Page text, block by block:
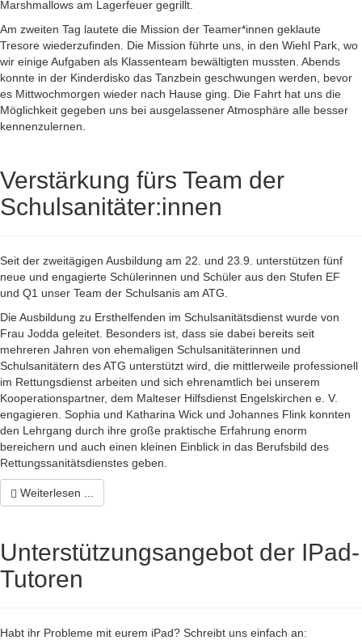
Marshmallows am Lagerfeuer gegrillt.
Am zweiten Tag lautete die Mission der Teamer*innen geklaute
Tresore wiederzufinden. Die Mission führte uns, in den Wiehl Park, wo
wir einige Aufgaben als Klassenteam bewältigten mussten. Abends
konnte in der Kinderdisko das Tanzbein geschwungen werden, bevor
es Mittwochmorgen wieder nach Hause ging. Die Fahrt hat uns die
Möglichkeit gegeben uns bei ausgelassener Atmosphäre alle besser
kennenzulernen.
Verstärkung fürs Team der
Schulsanitäter:innen
Seit der zweitägigen Ausbildung am 22. und 23.9. unterstützen fünf
neue und engagierte Schülerinnen und Schüler aus den Stufen EF
und Q1 unser Team der Schulsanis am ATG.
Die Ausbildung zu Ersthelfenden im Schulsanitätsdienst wurde von
Frau Jodda geleitet. Besonders ist, dass sie dabei bereits seit
mehreren Jahren von ehemaligen Schulsanitäterinnen und
Schulsanitätern des ATG unterstützt wird, die mittlerweile professionell
im Rettungsdienst arbeiten und sich ehrenamtlich bei unserem
Kooperationspartner, dem Malteser Hilfsdienst Engelskirchen e. V.
engagieren. Sophia und Katharina Wick und Johannes Flink konnten
den Lehrgang durch ihre große praktische Erfahrung enorm
bereichern und auch einen kleinen Einblick in das Berufsbild des
Rettungssanitätsdienstes geben.
Weiterlesen ...
Unterstützungsangebot der IPad-
Tutoren
Habt ihr Probleme mit eurem iPad? Schreibt uns einfach an: